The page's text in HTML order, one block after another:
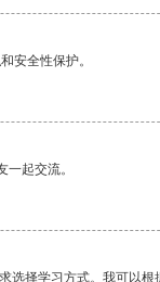
安全性保护。
起交流。
择学习方式。我可以根